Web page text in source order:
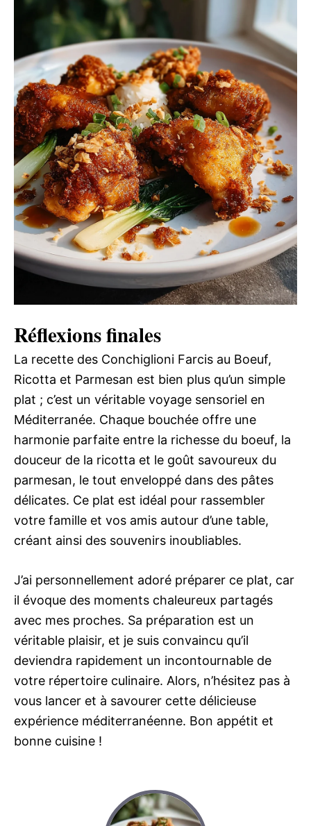
Réflexions finales
La recette des Conchiglioni Farcis au Boeuf,
Ricotta et Parmesan est bien plus qu’un simple
plat ; c’est un véritable voyage sensoriel en
Méditerranée. Chaque bouchée offre une
harmonie parfaite entre la richesse du boeuf, la
douceur de la ricotta et le goût savoureux du
parmesan, le tout enveloppé dans des pâtes
délicates. Ce plat est idéal pour rassembler
votre famille et vos amis autour d’une table,
créant ainsi des souvenirs inoubliables.
J’ai personnellement adoré préparer ce plat, car
il évoque des moments chaleureux partagés
avec mes proches. Sa préparation est un
véritable plaisir, et je suis convaincu qu’il
deviendra rapidement un incontournable de
votre répertoire culinaire. Alors, n’hésitez pas à
vous lancer et à savourer cette délicieuse
expérience méditerranéenne. Bon appétit et
bonne cuisine !